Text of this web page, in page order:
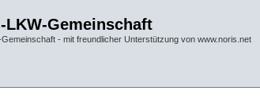
LKW-Gemeinschaft
Gemeinschaft - mit freundlicher Unterstützung von www.noris.net